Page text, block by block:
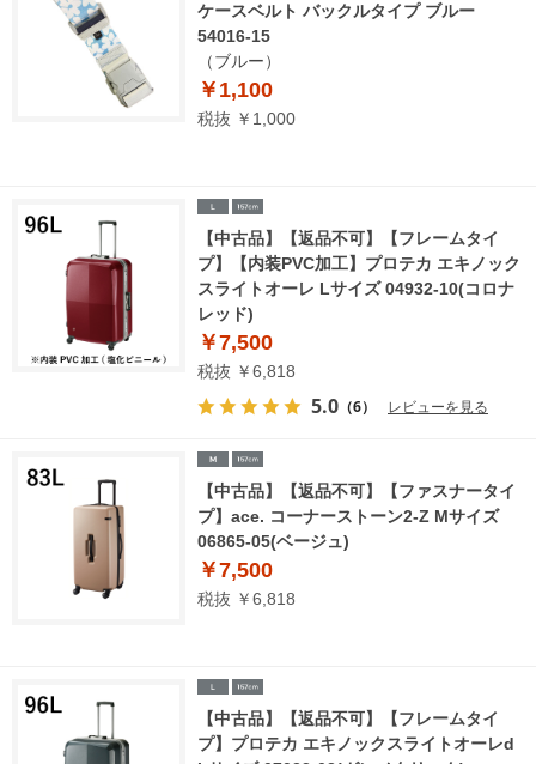
ケースベルト バックルタイプ ブルー
54016-15
（ブルー）
￥1,100
税抜 ￥1,000
【中古品】【返品不可】【フレームタイ
プ】【内装PVC加工】プロテカ エキノック
スライトオーレ Lサイズ 04932-10(コロナ
レッド)
￥7,500
税抜 ￥6,818
5.0 （6） レビューを見る
【中古品】【返品不可】【ファスナータイ
プ】ace. コーナーストーン2-Z Mサイズ
06865-05(ベージュ)
￥7,500
税抜 ￥6,818
【中古品】【返品不可】【フレームタイ
プ】プロテカ エキノックスライトオーレd